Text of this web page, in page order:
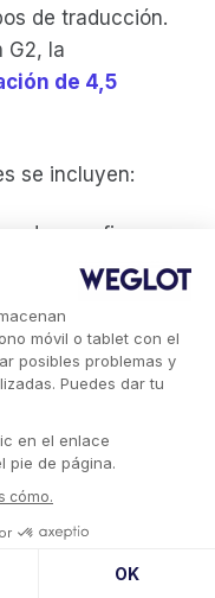
móvil o tablet con el
posibles problemas y
Puedes dar tu
en el enlace
pie de página.
cómo.
OK
de traducción.
G2, la
de 4,5
se incluyen:
puedes configurar
el
de
el calendario
y los requisitos
proporciona el
para que
en el
de
largas